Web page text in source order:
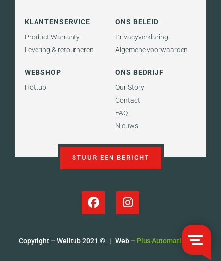
KLANTENSERVICE
Product Warranty
Levering & retourneren
ONS BELEID
Privacyverklaring
Algemene voorwaarden
WEBSHOP
Hottub
ONS BEDRIJF
Our Story
Contact
FAQ
Nieuws
STUUR EEN BERICHT
Copyright – Welltub 2021 © | Web – Plus Automatisering